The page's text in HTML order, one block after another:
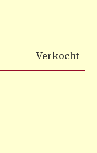
Verkocht